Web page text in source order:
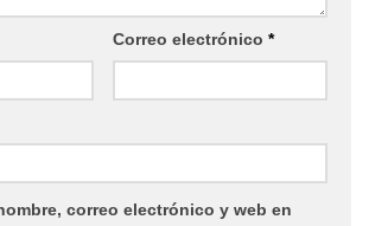
Correo electrónico *
correo electrónico y web en